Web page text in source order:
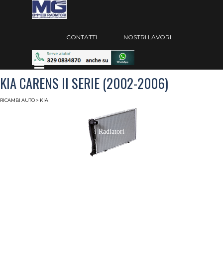
Vai ai contenuti
Salta menù
CONTATTI NOSTRI LAVORI
Salta menù
KIA CARENS II SERIE (2002-2006)
RICAMBI AUTO > KIA
Radiatori